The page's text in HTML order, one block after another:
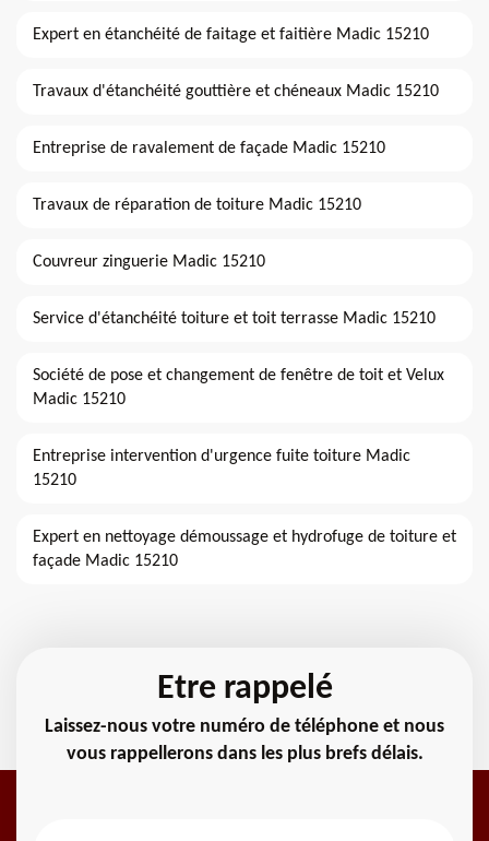
Expert en étanchéité de faitage et faitière Madic 15210
Travaux d'étanchéité gouttière et chéneaux Madic 15210
Entreprise de ravalement de façade Madic 15210
Travaux de réparation de toiture Madic 15210
Couvreur zinguerie Madic 15210
Service d'étanchéité toiture et toit terrasse Madic 15210
Société de pose et changement de fenêtre de toit et Velux
Madic 15210
Entreprise intervention d'urgence fuite toiture Madic
15210
Expert en nettoyage démoussage et hydrofuge de toiture et
façade Madic 15210
Etre rappelé
Laissez-nous votre numéro de téléphone et nous
vous rappellerons dans les plus brefs délais.